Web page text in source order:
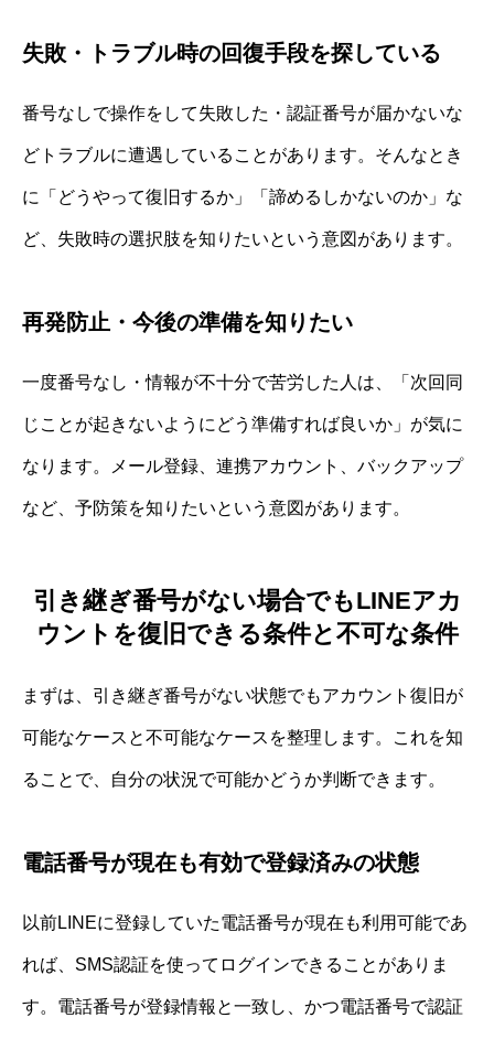
失敗・トラブル時の回復手段を探している
番号なしで操作をして失敗した・認証番号が届かないな
どトラブルに遭遇していることがあります。そんなとき
に「どうやって復旧するか」「諦めるしかないのか」な
ど、失敗時の選択肢を知りたいという意図があります。
再発防止・今後の準備を知りたい
一度番号なし・情報が不十分で苦労した人は、「次回同
じことが起きないようにどう準備すれば良いか」が気に
なります。メール登録、連携アカウント、バックアップ
など、予防策を知りたいという意図があります。
引き継ぎ番号がない場合でもLINEアカ
ウントを復旧できる条件と不可な条件
まずは、引き継ぎ番号がない状態でもアカウント復旧が
可能なケースと不可能なケースを整理します。これを知
ることで、自分の状況で可能かどうか判断できます。
電話番号が現在も有効で登録済みの状態
以前LINEに登録していた電話番号が現在も利用可能であ
れば、SMS認証を使ってログインできることがありま
す。電話番号が登録情報と一致し、かつ電話番号で認証